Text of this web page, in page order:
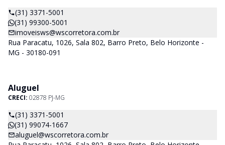
(31) 3371-5001
(31) 99300-5001
imoveisws@wscorretora.com.br
Rua Paracatu, 1026, Sala 802, Barro Preto, Belo Horizonte -
MG - 30180-091
Aluguel
CRECI: 02878 PJ-MG
(31) 3371-5001
(31) 99074-1667
aluguel@wscorretora.com.br